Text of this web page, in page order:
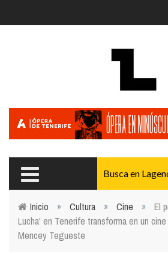
Usted está aquí
Inicio » Cultura » Cine »
El
Lucha' en Tenerife transforma en un
Mencey Tegueste